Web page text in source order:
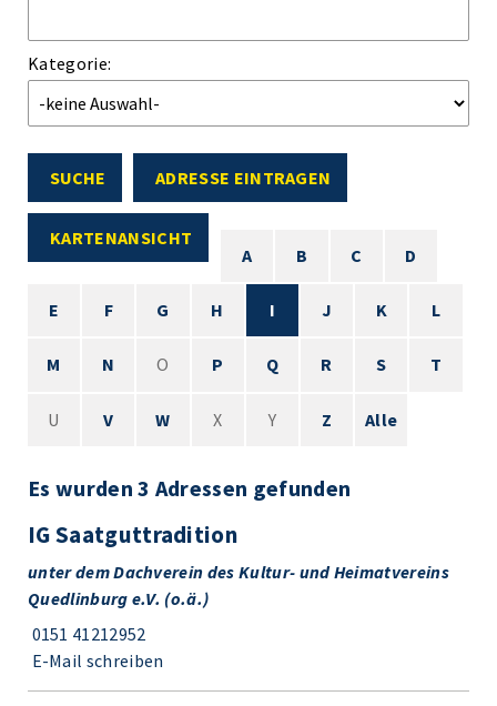
Kategorie:
SUCHE ADRESSE EINTRAGEN
KARTENANSICHT
A
B C D
E F G H I J K L
M N O P Q R S T
U V W X Y Z Alle
Es wurden 3 Adressen gefunden
IG Saatguttradition
unter dem Dachverein des Kultur- und Heimatvereins
Quedlinburg e.V. (o.ä.)
0151 41212952
E-Mail schreiben